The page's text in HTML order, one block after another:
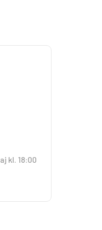
kl. 18:00